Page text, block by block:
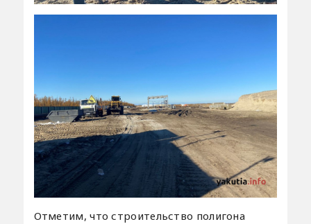
Отметим, что строительство полигона